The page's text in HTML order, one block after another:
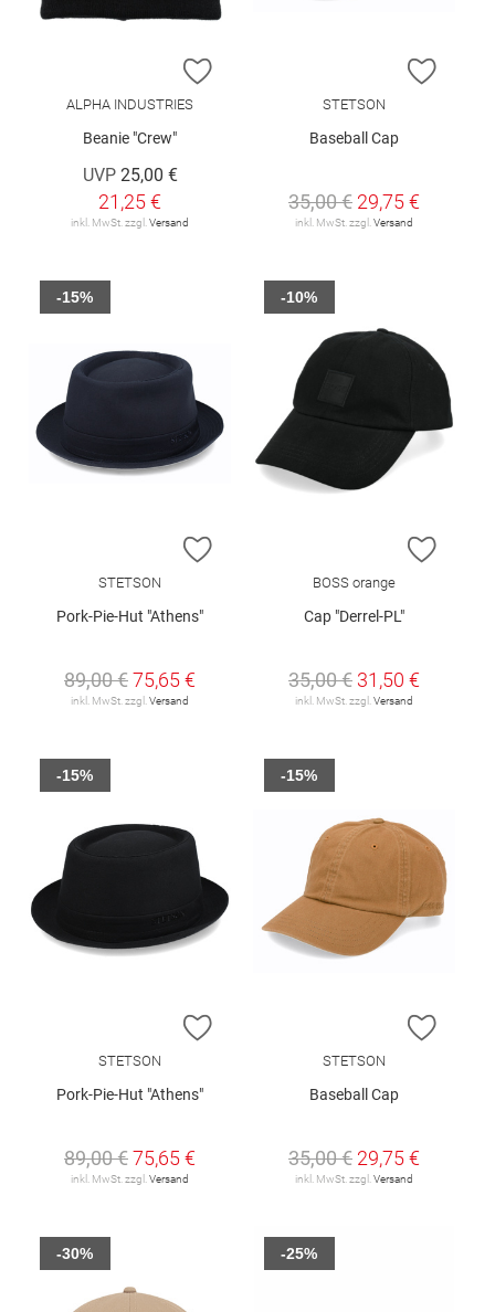
ZUR WUNSCHLISTE HINZUFÜGEN
ALPHA INDUSTRIES
Beanie "Crew"
UVP 25,00 €
21,25 €
inkl. MwSt. zzgl.Versand
ZUR
STETSON
Baseball Cap
35,00 € 29,75 €
inkl. MwSt. zzgl.Versand
ZUR WUNSCHLISTE HINZUFÜGEN
STETSON
Pork-Pie-Hut "Athens"
89,00 €75,65 €
inkl. MwSt. zzgl. Versand
-15%
ZUR
BOSS orange
Cap "Derrel-PL"
35,00 € 31,50 €
inkl. MwSt. zzgl. Versand
-10%
ZUR WUNSCHLISTE HINZUFÜGEN
STETSON
Pork-Pie-Hut "Athens"
89,00 €75,65 €
inkl. MwSt. zzgl. Versand
-15%
ZUR
STETSON
Baseball Cap
35,00 € 29,75 €
inkl. MwSt. zzgl. Versand
-15%
-30% -25%